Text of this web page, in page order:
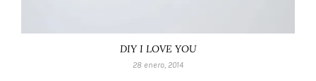
DIY I LOVE YOU
28 enero, 2014